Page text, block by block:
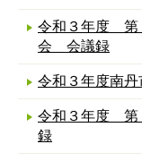
令和３年度 第
会 会議録
令和３年度南
令和３年度 第
録